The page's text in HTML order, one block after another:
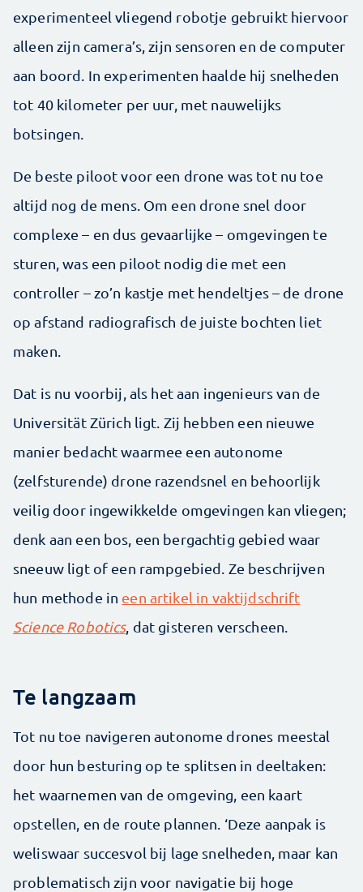
experimenteel vliegend robotje gebruikt hiervoor
alleen zijn camera’s, zijn sensoren en de computer
aan boord. In experimenten haalde hij snelheden
tot 40 kilometer per uur, met nauwelijks
botsingen.
De beste piloot voor een drone was tot nu toe
altijd nog de mens. Om een drone snel door
complexe – en dus gevaarlijke – omgevingen te
sturen, was een piloot nodig die met een
controller – zo’n kastje met hendeltjes – de drone
op afstand radiografisch de juiste bochten liet
maken.
Dat is nu voorbij, als het aan ingenieurs van de
Universität Zürich ligt. Zij hebben een nieuwe
manier bedacht waarmee een autonome
(zelfsturende) drone razendsnel en behoorlijk
veilig door ingewikkelde omgevingen kan vliegen;
denk aan een bos, een bergachtig gebied waar
sneeuw ligt of een rampgebied. Ze beschrijven
hun methode in een artikel in vaktijdschrift
Science Robotics, dat gisteren verscheen.
Te langzaam
Tot nu toe navigeren autonome drones meestal
door hun besturing op te splitsen in deeltaken:
het waarnemen van de omgeving, een kaart
opstellen, en de route plannen. ‘Deze aanpak is
weliswaar succesvol bij lage snelheden, maar kan
problematisch zijn voor navigatie bij hoge